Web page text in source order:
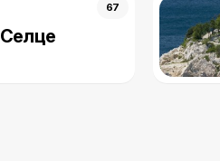
Селце
67